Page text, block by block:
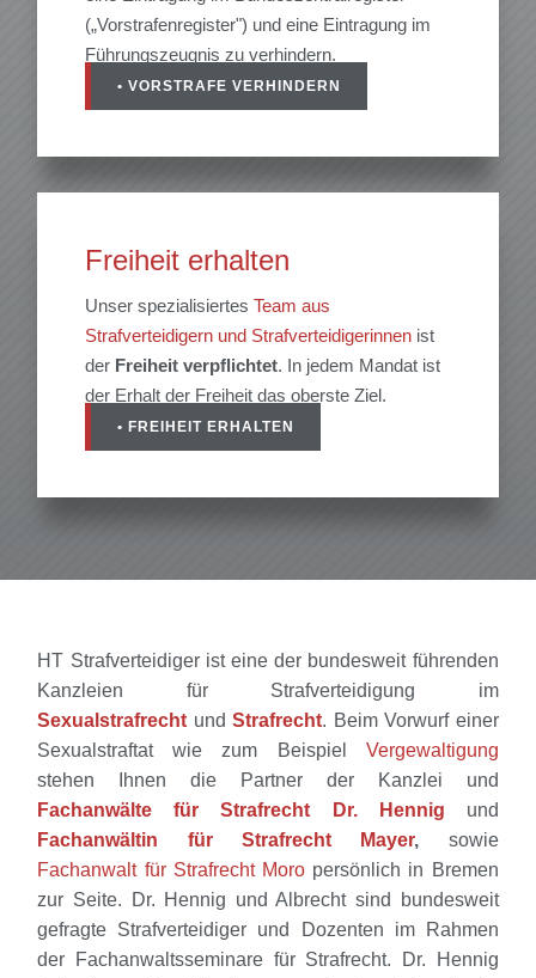
(„Vorstrafenregister") und eine Eintragung im
Führungszeugnis zu verhindern.
• VORSTRAFE VERHINDERN
Freiheit erhalten
Unser spezialisiertesTeam aus
Strafverteidigern und Strafverteidigerinnen ist
der Freiheit verpflichtet. In jedem Mandat ist
der Erhalt der Freiheit das oberste Ziel.
• FREIHEIT ERHALTEN
HT Strafverteidiger ist eine der bundesweit führenden
Kanzleien für Strafverteidigung im
Sexualstrafrecht undStrafrecht. Beim Vorwurf einer
Sexualstraftat wie zum Beispiel Vergewaltigung
stehen Ihnen die Partner der Kanzlei und
Fachanwälte für Strafrecht Dr. Hennig und
Fachanwältin für Strafrecht Mayer, sowie
Fachanwalt für Strafrecht Moro persönlich in Bremen
zur Seite. Dr. Hennig und Albrecht sind bundesweit
gefragte Strafverteidiger und Dozenten im Rahmen
der Fachanwaltsseminare für Strafrecht. Dr. Hennig